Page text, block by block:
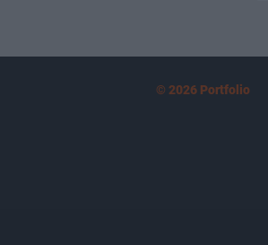
© 2026 Portfolio